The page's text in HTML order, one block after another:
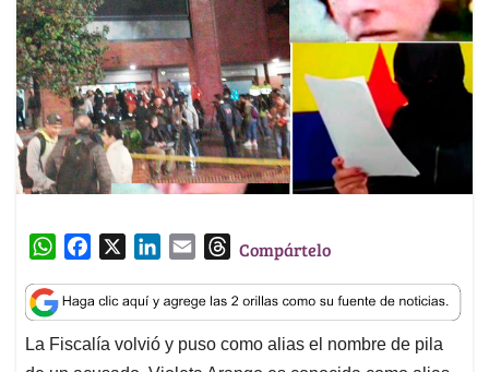
W
a
t
s
c
e
b
n
k
e
a
i
l
T
r
e
a
Compártelo
La Fiscalía volvió y puso como alias el nombre de pila